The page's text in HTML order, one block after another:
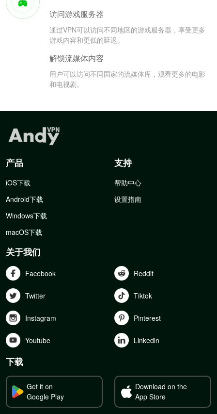
访问游戏服务器
通过VPN可以访问不同地区的游戏服务器，享受更多
游戏内容和更低的延迟。
解锁流媒体内容
用户可以访问不同国家的流媒体库，观看更多的电影
和电视剧。
产品
iOS下载
Android下载
Windows下载
macOS下载
支持
帮助中心
设置指南
关于我们
Facebook Reddit
Twitter Tiktok
Instagram Pinterest
Youtube Linkedln
下载
Get it on
Google Play
Download on the
App Store